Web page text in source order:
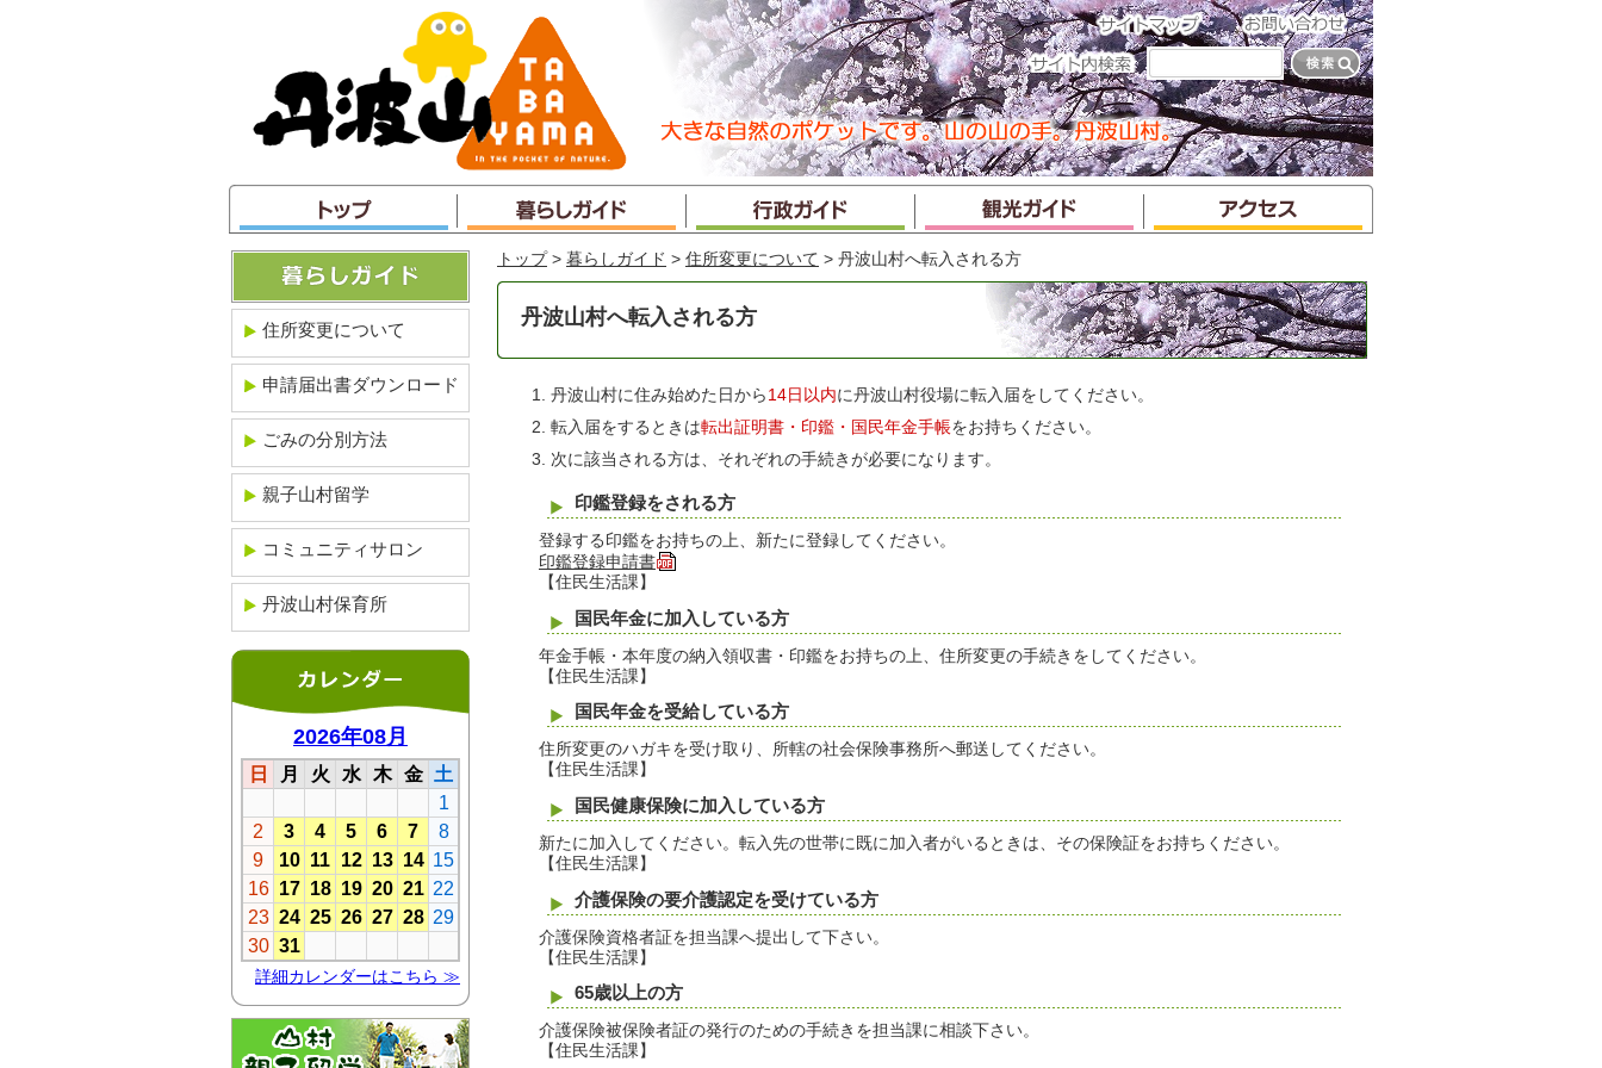
ャ
ン
プ
トップ > 暮らしガイド > 住所変更について > 丹波山村へ転入される方
丹波山村へ転入される方
丹波山村に住み始めた日から 14日以内に丹波山村役場に転入届をしてください。
転入届をするときは転出証明書・印鑑・国民年金手帳をお持ちください。
次に該当される方は、それぞれの手続きが必要になります。
印鑑登録をされる方
登録する印鑑をお持ちの上、新たに登録してください。
印鑑登録申請書
【住民生活課】
国民年金に加入している方
年金手帳・本年度の納入領収書・印鑑をお持ちの上、住所変更の手続きをしてください。
【住民生活課】
国民年金を受給している方
住所変更のハガキを受け取り、所轄の社会保険事務所へ郵送してください。
【住民生活課】
国民健康保険に加入している方
新たに加入してください。転入先の世帯に既に加入者がいるときは、その保険証をお持ちください。
【住民生活課】
介護保険の要介護認定を受けている方
介護保険資格者証を担当課へ提出して下さい。
【住民生活課】
65歳以上の方
介護保険被保険者証の発行のための手続きを担当課に相談下さい。
【住民生活課】
住所変更について
申請届出書ダウンロード
ごみの分別方法
親子山村留学
コミュニティサロン
丹波山村保育所